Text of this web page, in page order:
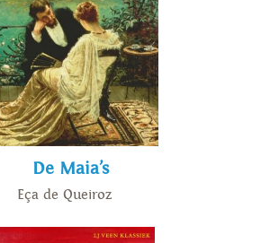
De Maia’s
Eça de Queiroz